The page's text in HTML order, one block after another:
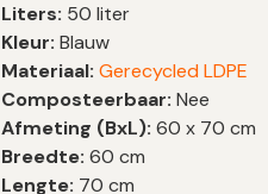
Liters: 50 liter
Kleur: Blauw
Materiaal: Gerecycled LDPE
Composteerbaar:Nee
Afmeting (BxL): 60 x 70 cm
Breedte: 60 cm
Lengte: 70 cm